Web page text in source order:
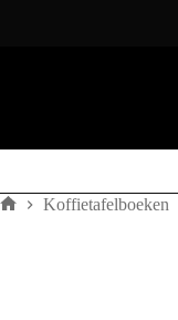
Koffietafelboeken